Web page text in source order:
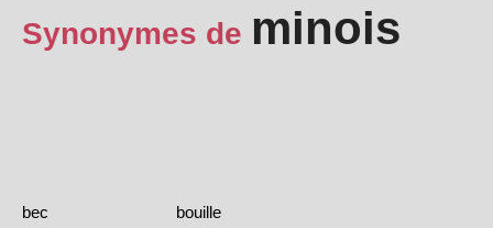
Synonymes de minois
bec
bouille